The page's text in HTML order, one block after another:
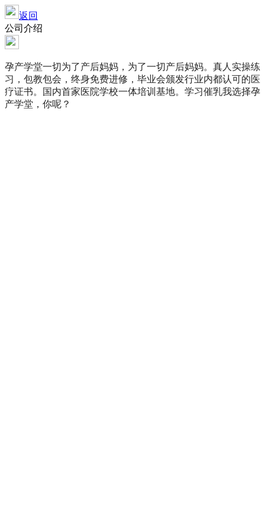
返回
公司介绍
孕产学堂一切为了产后妈妈，为了一切产后妈妈。真人实操练
习，包教包会，终身免费进修，毕业会颁发行业内都认可的医
疗证书。国内首家医院学校一体培训基地。学习催乳我选择孕
产学堂，你呢？